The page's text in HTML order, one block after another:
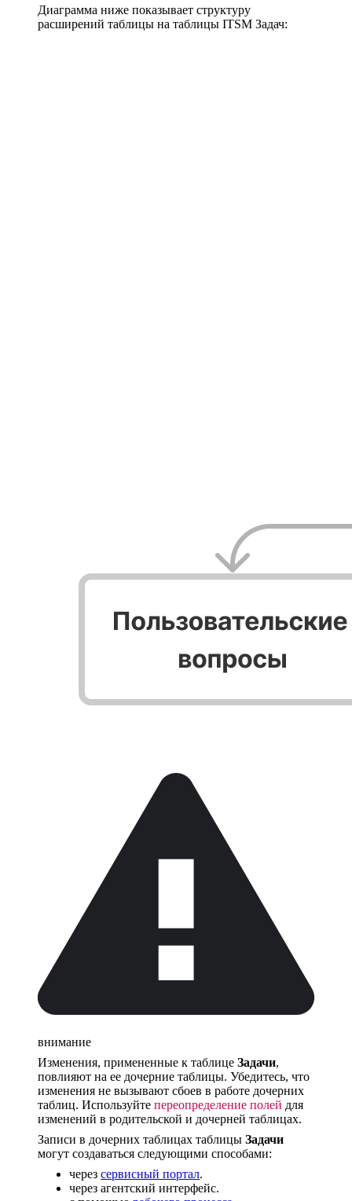
Диаграмма ниже показывает структуру
расширений таблицы на таблицы ITSM Задач:
внимание
Изменения, примененные к таблице Задачи,
повлияют на ее дочерние таблицы. Убедитесь, что
изменения не вызывают сбоев в работе дочерних
таблиц. Используйте переопределение полей для
изменений в родительской и дочерней таблицах.
Записи в дочерних таблицах таблицы Задачи
могут создаваться следующими способами:
через сервисный портал.
через агентский интерфейс.